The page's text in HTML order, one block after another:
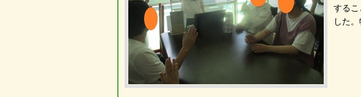
するこ
した